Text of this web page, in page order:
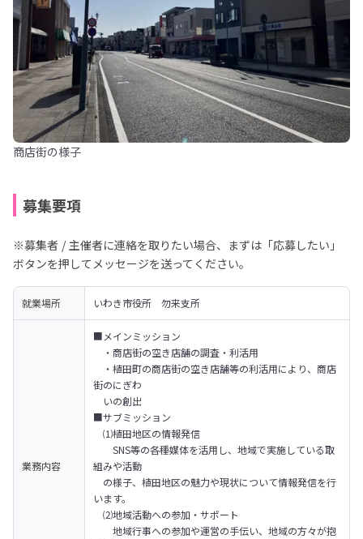
商店街の様子
募集要項
※募集者 / 主催者に連絡を取りたい場合、まずは「応募したい」
ボタンを押してメッセージを送ってください。
就業場所 いわき市役所　勿来支所
業務内容
■メインミッション
・商店街の空き店舗の調査・利活用
・植田町の商店街の空き店舗等の利活用により、商店
街のにぎわ
いの創出
■サブミッション
⑴植田地区の情報発信
SNS等の各種媒体を活用し、地域で実施している取
組みや活動
の様子、植田地区の魅力や現状について情報発信を行
います。
⑵地域活動への参加・サポート
地域行事への参加や運営の手伝い、地域の方々が抱